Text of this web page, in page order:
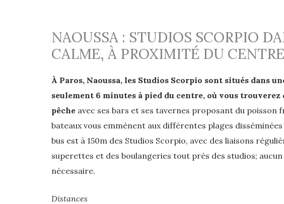
NAOUSSA : STUDIOS SCORPIO
CALME, À PROXIMITÉ DU
À Paros, Naoussa, les Studios Scorpio sont situés dans
seulement 6 minutes à pied du centre, où vous
pêche avec ses bars et ses tavernes proposant du poisson
bateaux vous emmènent aux différentes plages
bus est à 150m des Studios Scorpio, avec des liaisons
superettes et des boulangeries tout près des studios;
nécessaire.
Distances